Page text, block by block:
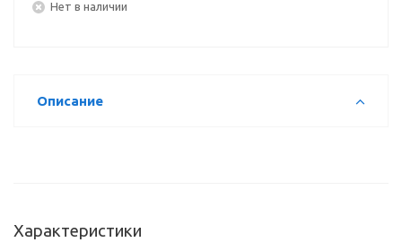
Нет в наличии
Описание
Характеристики